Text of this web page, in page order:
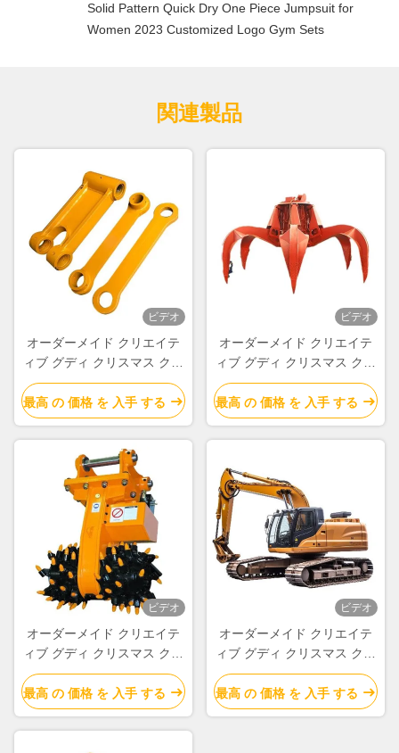
Solid Pattern Quick Dry One Piece Jumpsuit for
Women 2023 Customized Logo Gym Sets
関連製品
ビデオ
オーダーメイド クリエイテ
ィブ グディ クリスマス クラ
フト紙 ギフト バッグ Xmas
デコレーションパーティのた
めの自分のロゴ
最高 の 価格 を 入手 する
ビデオ
オーダーメイド クリエイテ
ィブ グディ クリスマス クラ
フト紙 ギフト バッグ Xmas
デコレーションパーティのた
めの自分のロゴ
最高 の 価格 を 入手 する
ビデオ
オーダーメイド クリエイテ
ィブ グディ クリスマス クラ
フト紙 ギフト バッグ Xmas
デコレーションパーティのた
めの自分のロゴ
最高 の 価格 を 入手 する
ビデオ
オーダーメイド クリエイテ
ィブ グディ クリスマス クラ
フト紙 ギフト バッグ Xmas
デコレーションパーティのた
めの自分のロゴ
最高 の 価格 を 入手 する